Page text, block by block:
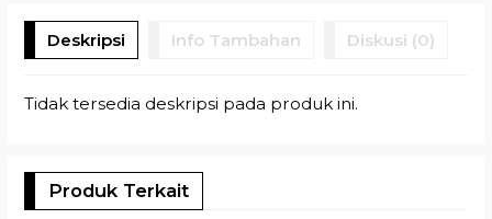
Deskripsi Info Tambahan Diskusi (0)
Tidak tersedia deskripsi pada produk ini.
Produk Terkait